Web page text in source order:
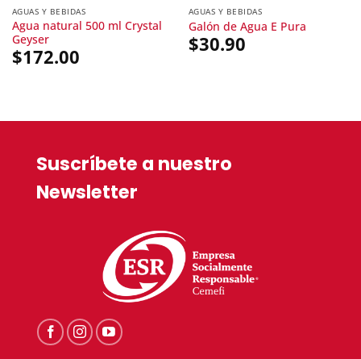
AGUAS Y BEBIDAS
Agua natural 500 ml Crystal
Geyser
$172.00
AGUAS Y BEBIDAS
Galón de Agua E Pura
$30.90
Suscríbete a nuestro
Newsletter